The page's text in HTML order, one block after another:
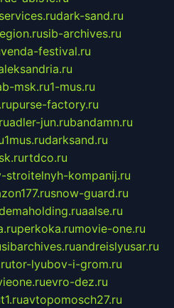
dark-sand.ru
sib-archives.ru
venda-festival.ru
msk.ru1-mus.ru
purse-factory.ru
adler-jun.rubandamn.ru
1mus.rudarksand.ru
rtdco.ru
stroitelnyh-kompanij.ru
snow-guard.ru
aalse.ru
perkoka.rumovie-one.ru
sibarchives.ruandreislyusar.ru
tor-lyubov-i-grom.ru
evro-dez.ru
avtopomosch27.ru